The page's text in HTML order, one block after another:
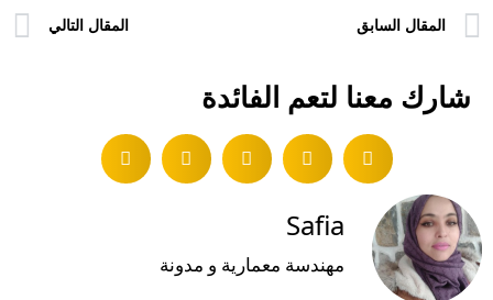
المقال السابق المقال التالي
شارك معنا لتعم الفائدة
Safia
مهندسة معمارية و مدونة